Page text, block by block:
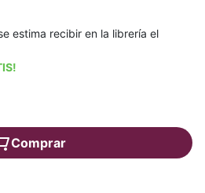
estima recibir en la librería el
Comprar